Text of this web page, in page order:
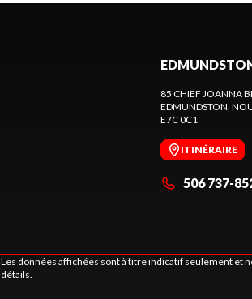
85 CHIEF JOANNA
EDMUNDSTON,
E7C 0C1
ITINÉRAIRE
506 737-
Les données affichées sont à titre indicatif seulement et
détails.